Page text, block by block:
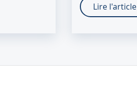
Lire l'article